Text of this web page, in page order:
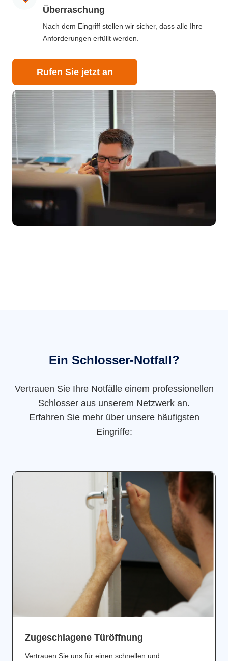
Überraschung
Nach dem Eingriff stellen wir sicher, dass alle Ihre
Anforderungen erfüllt werden.
Rufen Sie jetzt an
Ein Schlosser-Notfall?
Vertrauen Sie Ihre Notfälle einem professionellen
Schlosser aus unserem Netzwerk an.
Erfahren Sie mehr über unsere häufigsten
Eingriffe:
Zugeschlagene Türöffnung
Vertrauen Sie uns für einen schnellen und